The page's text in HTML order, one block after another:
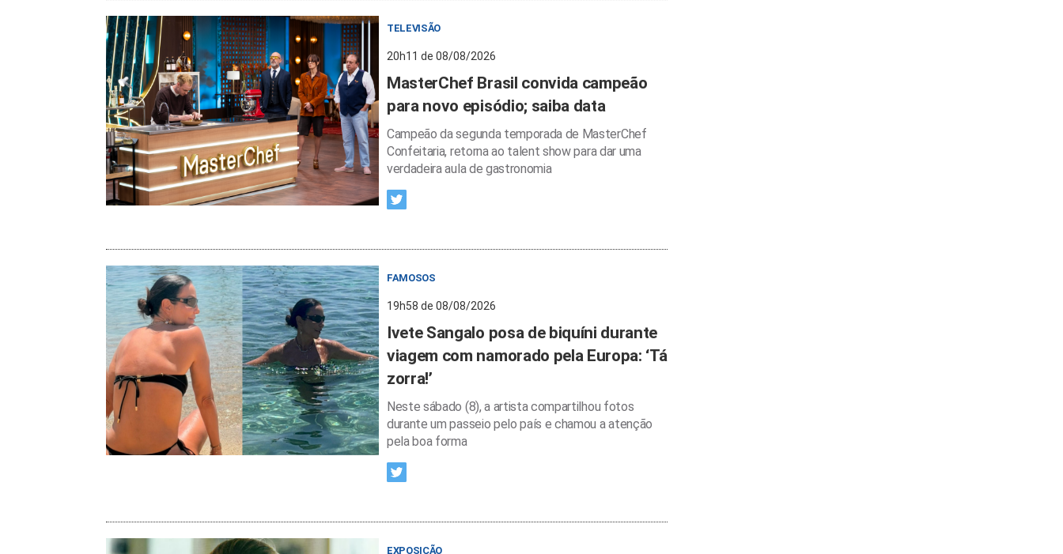
TELEVISÃO
20h11 de 08/08/2026
MasterChef Brasil convida campeão
para novo episódio; saiba data
Campeão da segunda temporada de MasterChef
Confeitaria, retorna ao talent show para dar uma
verdadeira aula de gastronomia
FAMOSOS
19h58 de 08/08/2026
Ivete Sangalo posa de biquíni durante
viagem com namorado pela Europa: ‘Tá
zorra!’
Neste sábado (8), a artista compartilhou fotos
durante um passeio pelo país e chamou a atenção
pela boa forma
EXPOSIÇÃO